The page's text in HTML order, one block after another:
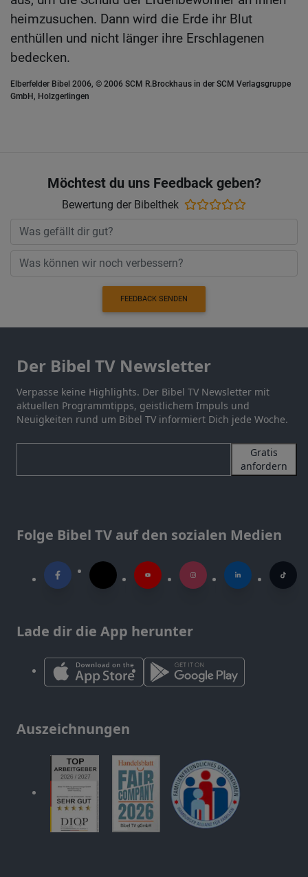
heimzusuchen. Dann wird die Erde ihr Blut
enthüllen und nicht länger ihre Erschlagenen
bedecken.
Elberfelder Bibel 2006, © 2006 SCM R.Brockhaus in der SCM Verlagsgruppe
GmbH, Holzgerlingen
Möchtest du uns Feedback geben?
Bewertung der Bibelthek
FEEDBACK SENDEN
Der Bibel TV Newsletter
Verpasse keine Highlights. Der Bibel TV Newsletter mit
aktuellen Programmtipps, geistlichem Impuls und
Neuigkeiten rund um Bibel TV informiert Dich jede Woche.
Gratis
anfordern
Folge Bibel TV auf den sozialen Medien
Lade dir die App herunter
Auszeichnungen